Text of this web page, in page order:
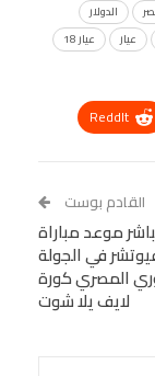
الدولار
عيار
عيار 18
ReddIt
VK
Viber
القادم بوست
موعد مباراة
في الجولة
المصري كورة
لايف يلا شوت